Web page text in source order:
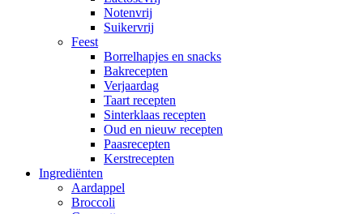
Notenvrij
Suikervrij
Feest
Borrelhapjes en snacks
Bakrecepten
Verjaardag
Taart recepten
Sinterklaas recepten
Oud en nieuw recepten
Paasrecepten
Kerstrecepten
Ingrediënten
Aardappel
Broccoli